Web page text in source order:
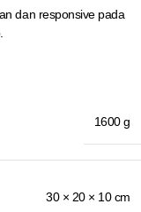
dan responsive pada
1600 g
30 × 20 × 10 cm